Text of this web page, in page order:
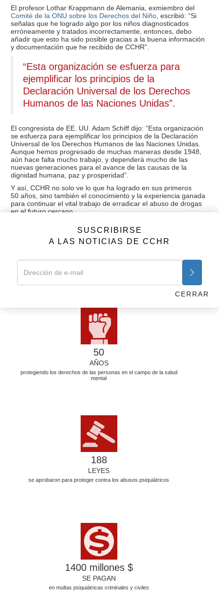
El profesor Lothar Krappmann de Alemania, exmiembro del
Comité de la ONU sobre los Derechos del Niño, escribió: “Si
señalas que he logrado algo por los niños diagnosticados
erróneamente y tratados incorrectamente, entonces, debo
añadir que esto ha sido posible gracias a la buena información
y documentación que he recibido de CCHR”.
“Esta organización se esfuerza para
ejemplificar los principios de la
Declaración Universal de los Derechos
Humanos de las Naciones Unidas”.
El congresista de EE. UU. Adam Schiff dijo: “Esta organización
se esfuerza para ejemplificar los principios de la Declaración
Universal de los Derechos Humanos de las Naciones Unidas.
Aunque hemos progresado de muchas maneras desde 1948,
aún hace falta mucho trabajo, y dependerá mucho de las
nuevas generaciones para el avance de las causas de la
dignidad humana, paz y prosperidad”.
Y así, CCHR no solo ve lo que ha logrado en sus primeros
50 años, sino también el conocimiento y la experiencia ganada
para continuar el vital trabajo de erradicar el abuso de drogas
en el futuro cercano.
50 AÑOS: LAS ESTADÍSTICAS
Durante 50 años CCHR ha llevado a la psiquiatría bajo la ley
y defienden los derechos humanos. Aquí están las
50
AÑOS
protegiendo los derechos de las personas en el campo de la salud
mental
188
LEYES
se aprobaron para proteger contra los abusos psiquiátricos
1400 millones $
SE PAGAN
en multas psiquiátricas criminales y civiles
SUSCRIBIRSE
A LAS NOTICIAS DE CCHR
CERRAR